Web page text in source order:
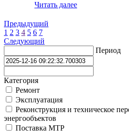
Читать далее
Предыдущий
1 2 3 4 5 6 7
Следующий
Период
Категория
Ремонт
Эксплуатация
Реконструкция и техническое
энергообъектов
Поставка МТР